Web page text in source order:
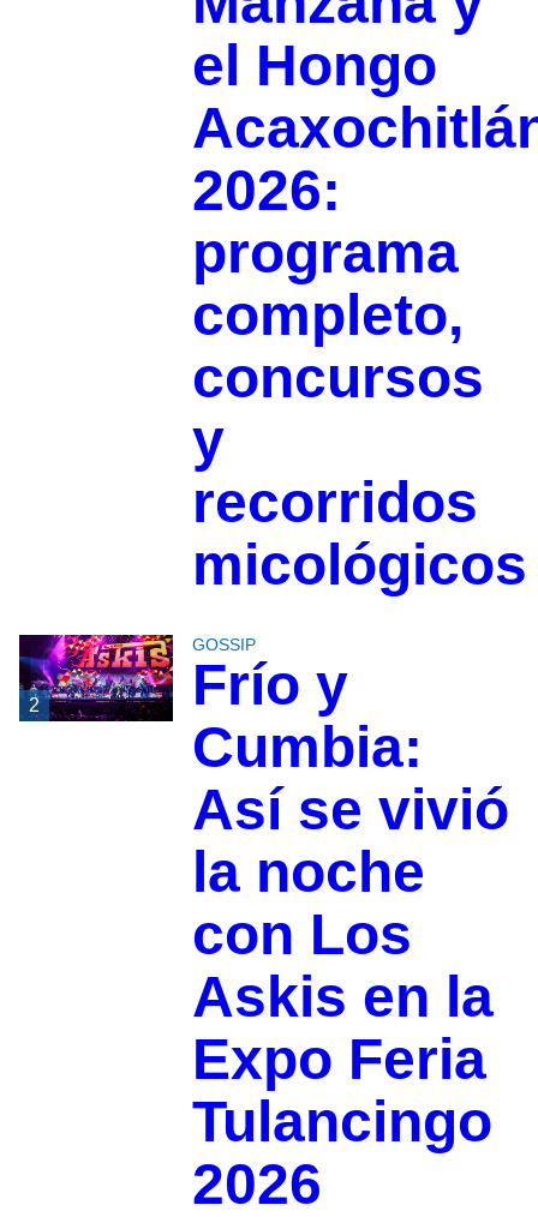
el Hongo
2026:
programa
completo,
concursos
y
recorridos
micológicos
2
GOSSIP
Frío y
Cumbia:
Así se vivió
la noche
con Los
Askis en la
Expo Feria
Tulancingo
2026